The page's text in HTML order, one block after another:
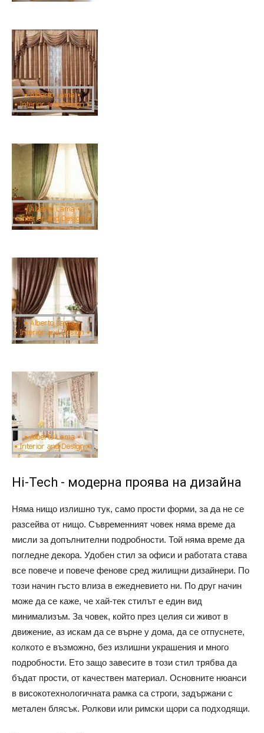
Hi-Tech - модерна проява на дизайна
Няма нищо излишно тук, само прости форми, за да не се
разсейва от нищо. Съвременният човек няма време да
мисли за допълнителни подробности. Той няма време да
погледне декора. Удобен стил за офиси и работата става
все повече и повече фенове сред жилищни дизайнери. По
този начин гъсто влиза в ежедневието ни. По друг начин
може да се каже, че хай-тек стилът е един вид
минимализъм. За човек, който през целия си живот в
движение, аз искам да се върне у дома, да се отпуснете,
колкото е възможно, без излишни украшения и много
подробности. Ето защо завесите в този стил трябва да
бъдат прости, от качествен материал. Основните нюанси
в високотехнологичната рамка са строги, задържани с
метален блясък. Ролкови или римски щори са подходящи.